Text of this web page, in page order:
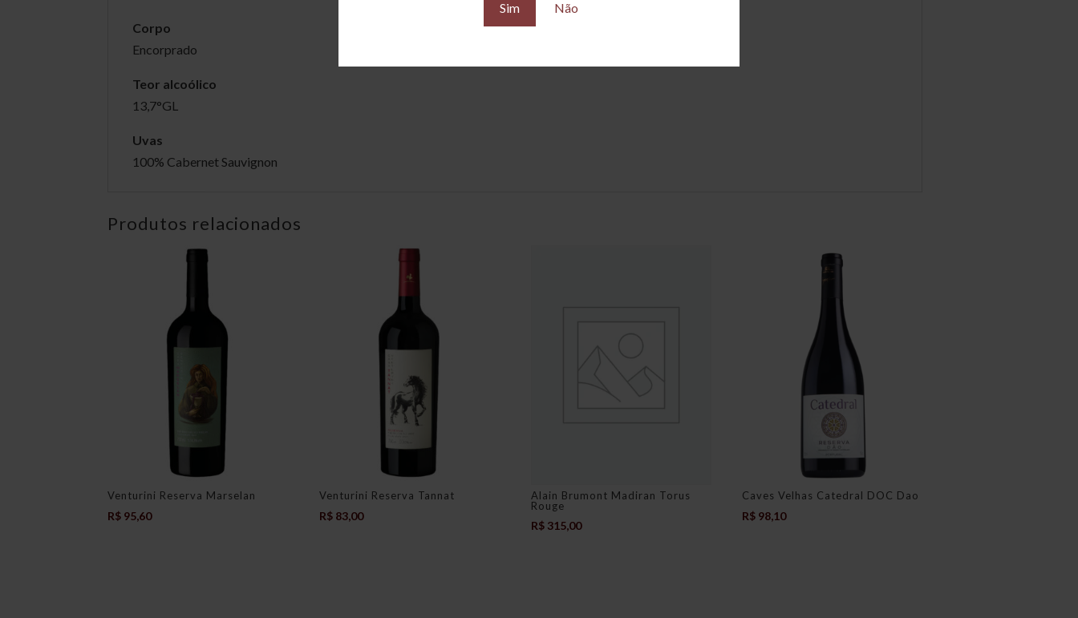
Sim Não
Corpo
Encorprado
Teor alcoólico
13,7°GL
Uvas
100% Cabernet Sauvignon
Produtos relacionados
Venturini Reserva Marselan
R$ 95,60
Venturini Reserva Tannat
R$ 83,00
Alain Brumont Madiran Torus
Rouge
R$315,00
Caves Velhas Catedral DOC Dao
R$ 98,10